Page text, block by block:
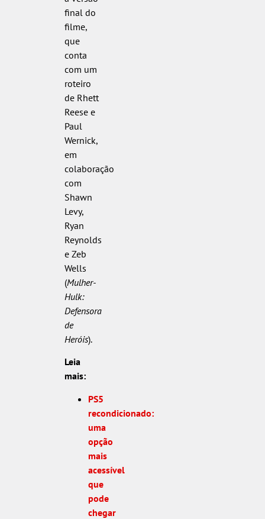
final do
filme,
que
conta
com um
roteiro
de Rhett
Reese e
Paul
Wernick,
em
colaboração
com
Shawn
Levy,
Ryan
Reynolds
e Zeb
Wells
(Mulher-
Hulk:
Defensora
de
Heróis).
Leia
mais:
PS5
recondicionado:
uma
opção
mais
acessível
que
pode
chegar